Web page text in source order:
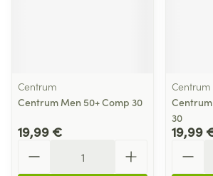
Centrum
Centrum Men 50+ Comp 30
19,99 €
Centrum
30
19,99